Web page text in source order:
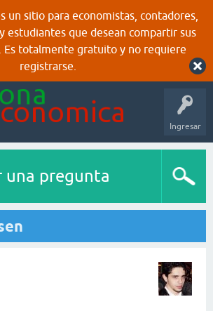
un sitio para economistas, contadores,
estudiantes que desean compartir sus
Es totalmente gratuito y no requiere
registrarse.
Ingresar
una pregunta